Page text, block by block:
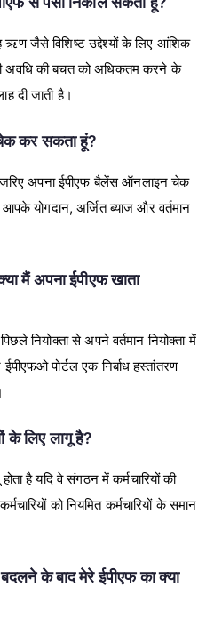
ऋण जैसे विशिष्ट उद्देश्यों के लिए आंशिक
अवधि की बचत को अधिकतम करने के
दी जाती है।
कर सकता हूं?
अपना ईपीएफ बैलेंस ऑनलाइन चेक
योगदान, अर्जित ब्याज और वर्तमान
मैं अपना ईपीएफ खाता
नियोक्ता से अपने वर्तमान नियोक्ता में
पोर्टल एक निर्बाध हस्तांतरण
के लिए लागू है?
है यदि वे संगठन में कर्मचारियों की
को नियमित कर्मचारियों के समान
बदलने के बाद मेरे ईपीएफ का क्या